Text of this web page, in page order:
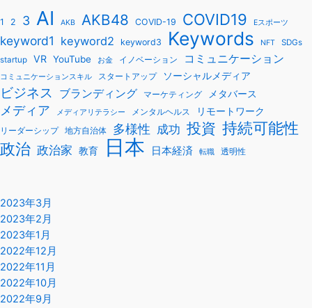
1 2 3 AI AKB AKB48 COVID-19 COVID19 Eスポーツ
keyword1 keyword2 keyword3 Keywords NFT
SDGs
startup
VR YouTube お金 イノベーション コミュニケーション
コミュニケーションスキル スタートアップ ソーシャルメディア
ビジネス ブランディング マーケティング メタバース
メディア メディアリテラシー メンタルヘルス リモートワーク
リーダーシップ 地方自治体 多様性 成功 投資 持続可能性
政治 政治家 教育 日本 日本経済 転職 透明性
2023年3月
2023年2月
2023年1月
2022年12月
2022年11月
2022年10月
2022年9月